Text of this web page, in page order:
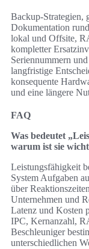
Backup-Strategien,
Dokumentation
lokal und Offsite,
kompletter
Seriennummern
langfristige
konsequente
und eine längere
FAQ
Was bedeutet
warum ist sie
Leistungsfähigkeit
System Aufgaben
über
Unternehmen und
Latenz und Kosten
IPC, Kernanzahl,
Beschleuniger
unterschiedlichen